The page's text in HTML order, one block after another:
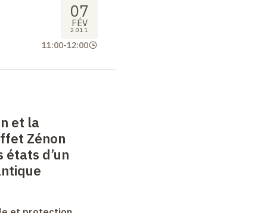
07
FÉV
2011
11:00-12:00
et la
Zénon
états d’un